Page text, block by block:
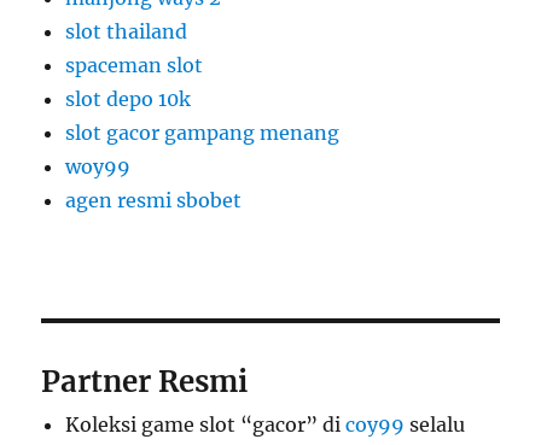
slot thailand
spaceman slot
slot depo 10k
slot gacor gampang menang
woy99
agen resmi sbobet
Partner Resmi
Koleksi game slot “gacor” dicoy99 selalu